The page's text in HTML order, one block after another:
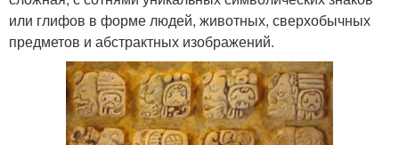
или глифов в форме людей, животных, сверхобычных
предметов и абстрактных изображений.